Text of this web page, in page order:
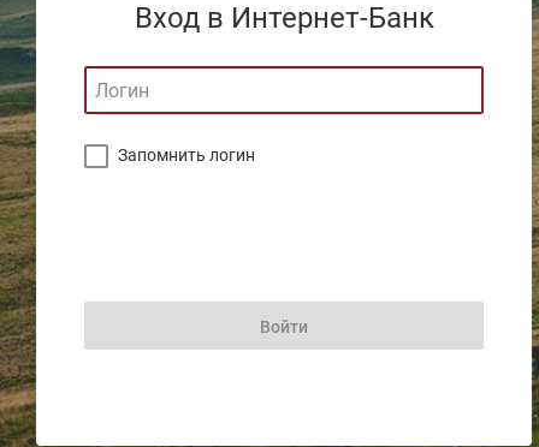
Вход в Интернет-Банк
Запомнить логин